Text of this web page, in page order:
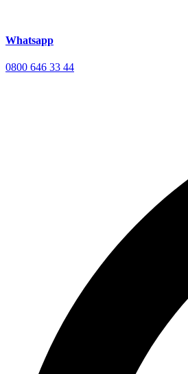
Whatsapp
0800 646 33 44